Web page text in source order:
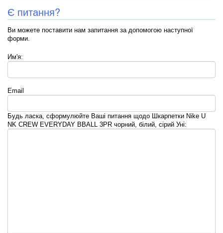
Є питання?
Ви можете поставити нам запитання за допомогою наступної
форми.
Им'я:
Email
Будь ласка, сформулюйте Ваші питання щодо Шкарпетки Nike U
NK CREW EVERYDAY BBALL 3PR чорний, білий, сірий Уні: